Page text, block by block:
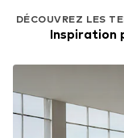
DÉCOUVREZ LES
Inspiration